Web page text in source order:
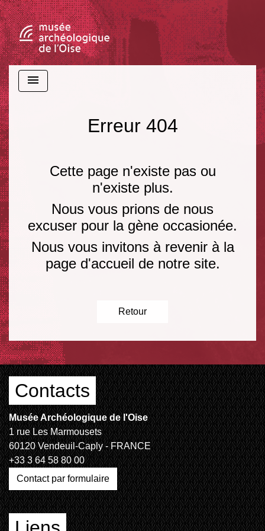
menu
Erreur 404
Cette page n'existe pas ou
n'existe plus.
Nous vous prions de nous
excuser pour la gène occasionée.
Nous vous invitons à revenir à la
page d'accueil de notre site.
Retour
Contacts
Musée Archéologique de l'Oise
1 rue Les Marmousets
60120 Vendeuil-Caply - FRANCE
+33 3 64 58 80 00
Contact par formulaire